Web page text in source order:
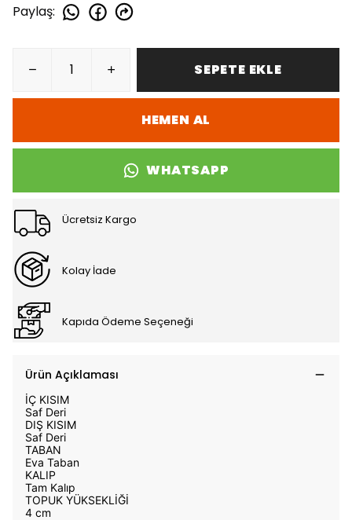
Paylaş:
SEPETE EKLE
HEMEN AL
WHATSAPP
Ücretsiz Kargo
Kolay İade
Kapıda Ödeme Seçeneği
Ürün Açıklaması
İÇ KISIM
Saf Deri
DIŞ KISIM
Saf Deri
TABAN
Eva Taban
KALIP
Tam Kalıp
TOPUK YÜKSEKLİĞİ
4 cm